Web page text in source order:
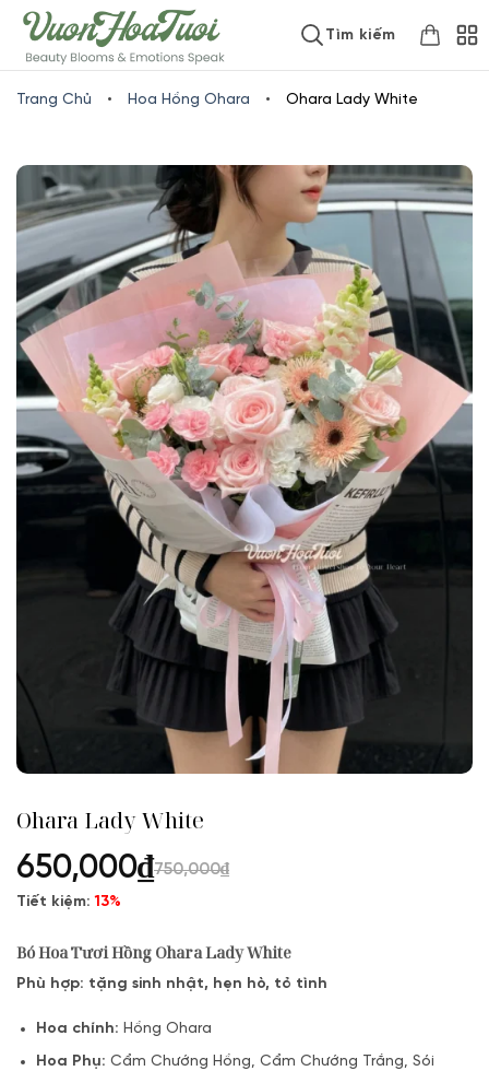
www.vuonhoatuoi.vnSkip
to
content
Tìm kiếm
Trang Chủ • Hoa Hồng Ohara • Ohara Lady White
Ohara Lady White
650,000₫750,000₫
Tiết kiệm:13%
Bó Hoa Tươi Hồng Ohara Lady White
Phù hợp: tặng sinh nhật, hẹn hò, tỏ tình
Hoa chính: Hồng Ohara
Hoa Phụ:Cẩm Chướng Hồng, Cẩm Chướng Trắng, Sói